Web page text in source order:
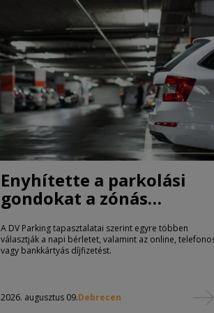
Enyhítette a parkolási
gondokat a zónás
rendszer Debrecenben
A DV Parking tapasztalatai szerint egyre többen
választják a napi bérletet, valamint az online,
vagy bankkártyás díjfizetést.
2026. augusztus 09.Debrecen